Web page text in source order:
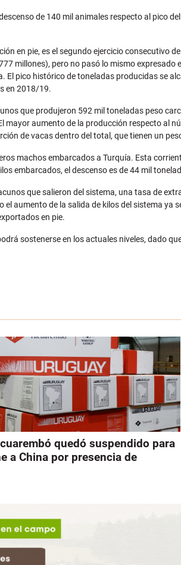
de 140 mil animales respecto al pico
en pie, es el segundo ejercicio consecutivo
millones), pero no pasó lo mismo expresado
pico histórico de toneladas producidas se
en 2018/19.
que produjeron 592 mil toneladas peso
aumento de la producción respecto al
de vacas dentro del total, que tienen un
machos embarcados a Turquía. Esta
embarcados, el descenso es de 44 mil
que salieron del sistema, una tasa de
aumento de la salida de kilos del sistema ya
en pie.
sostenerse en los actuales niveles, dado
quedó suspendido para
a China por presencia de